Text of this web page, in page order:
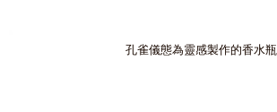
孔雀儀態為靈感製作的香水瓶